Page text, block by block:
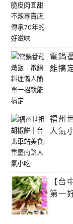
電鍋
能搞
福州
人氣
【
第一